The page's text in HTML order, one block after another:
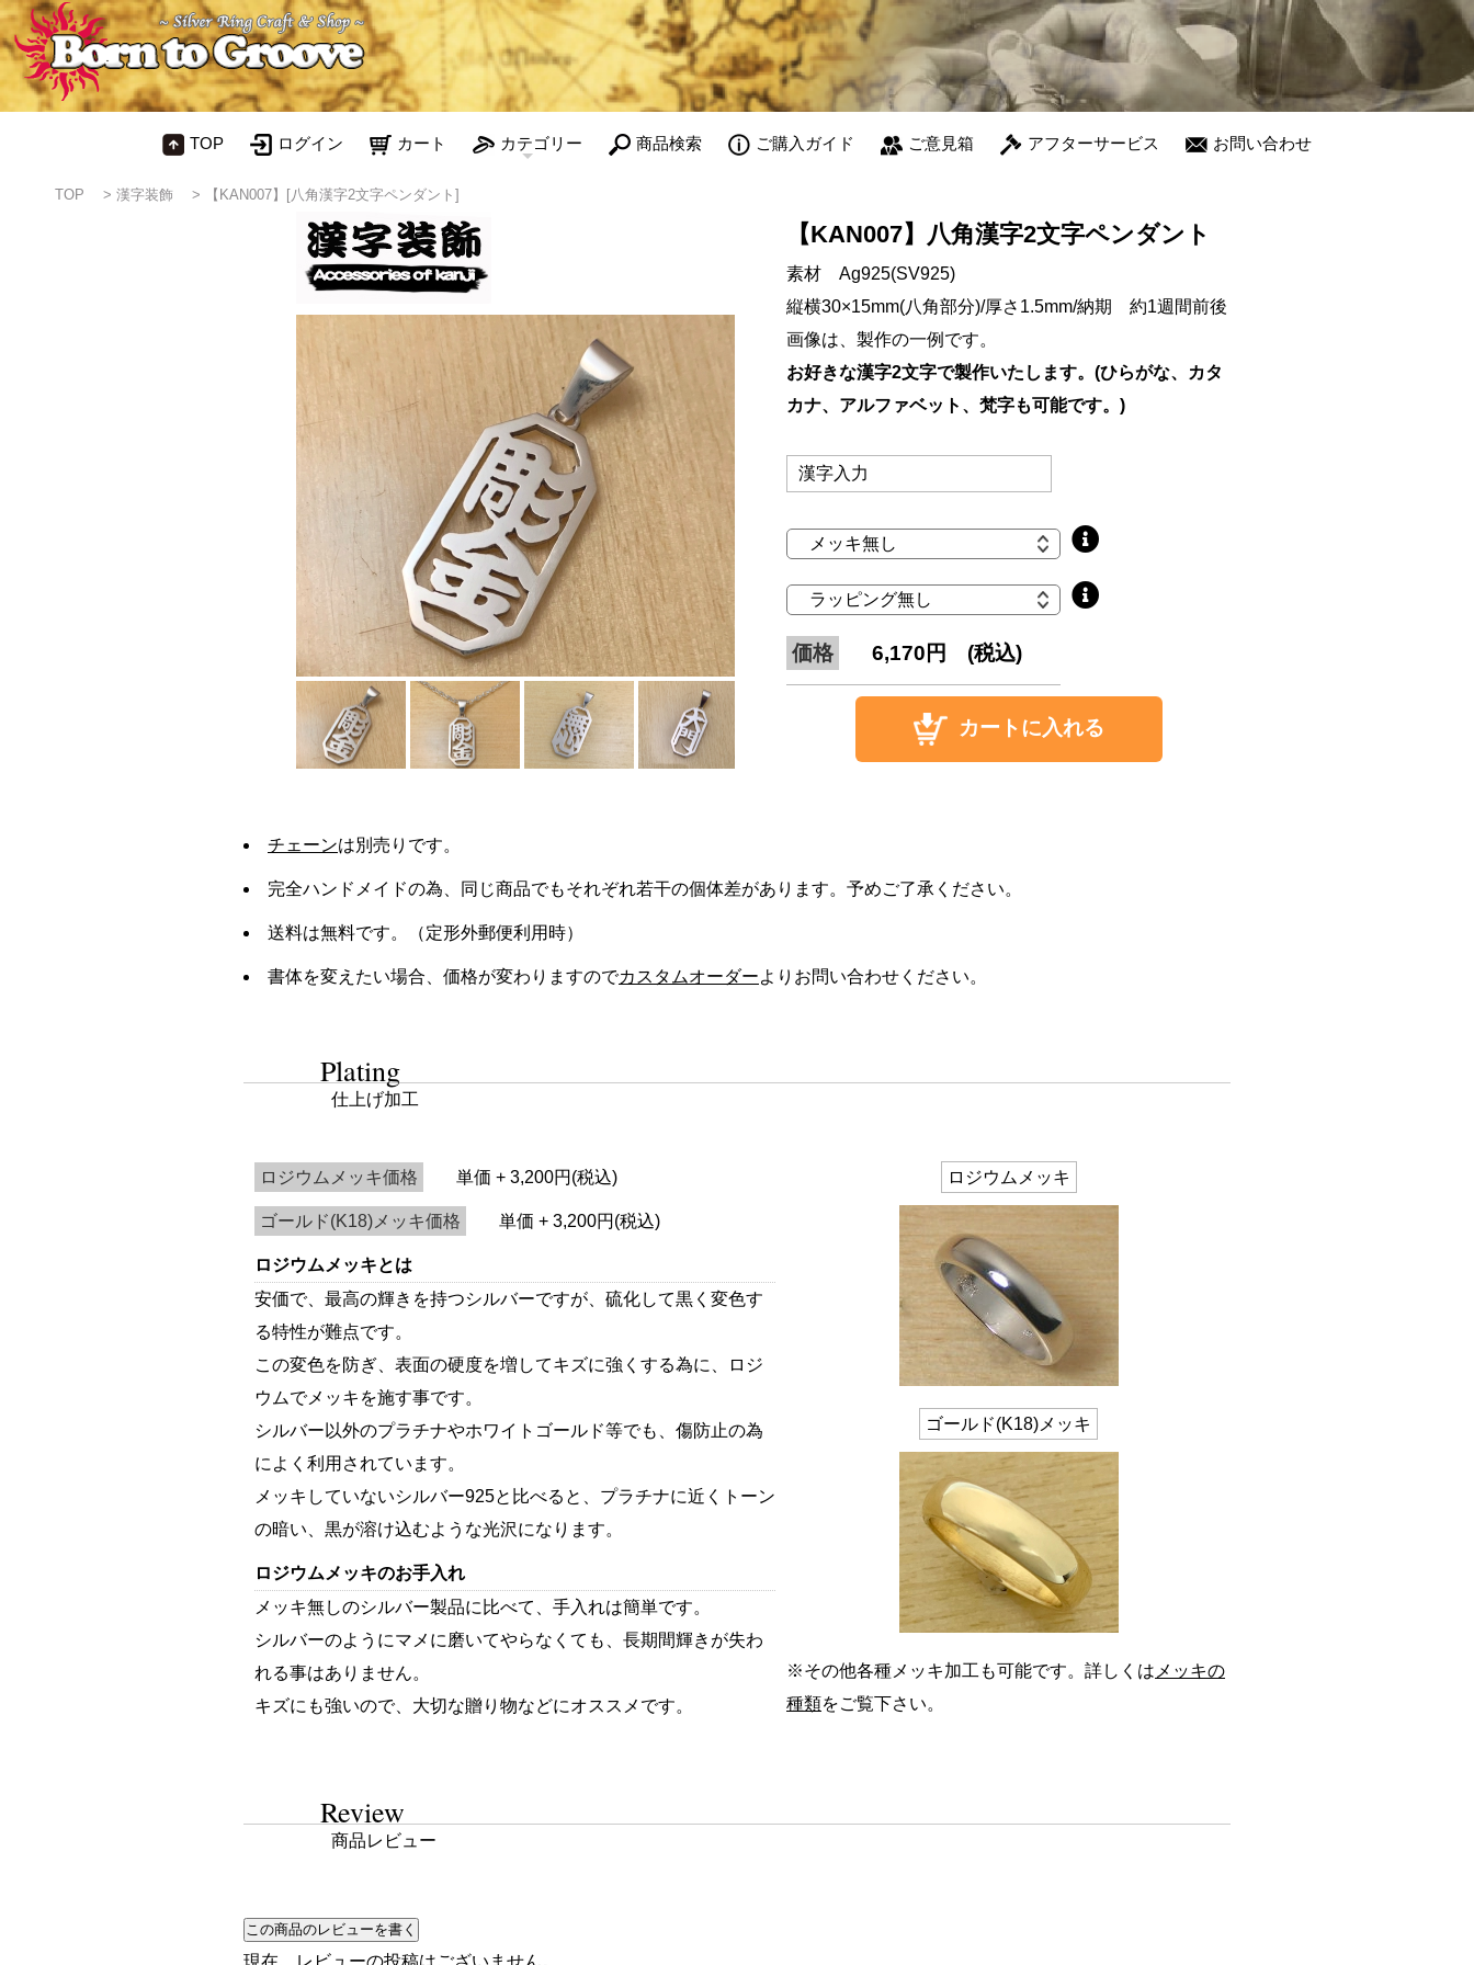
TOP ログイン カート カテゴリー 商品検索 ご購入ガイド ご意見箱 アフターサービス お問い合わせ
TOP > 漢字装飾 > 【KAN007】[八角漢字2文字ペンダント]
【KAN007】八角漢字2文字ペンダント
素材 Ag925(SV925)
縦横30×15mm(八角部分)/厚さ1.5mm/納期 約1週間前後
画像は、製作の一例です。
お好きな漢字2文字で製作いたします。(ひらがな、カタ
カナ、アルファベット、梵字も可能です。)
価格 6,170 円 (税込)
カートに入れる
チェーンは別売りです。
完全ハンドメイドの為、同じ商品でもそれぞれ若干の個体差があります。予めご了承ください。
送料は無料です。（定形外郵便利用時）
書体を変えたい場合、価格が変わりますのでカスタムオーダーよりお問い合わせください。
Plating
仕上げ加工
ロジウムメッキ価格 単価 + 3,200円(税込)
ゴールド(K18)メッキ価格 単価 + 3,200円(税込)
ロジウムメッキとは
安価で、最高の輝きを持つシルバーですが、硫化して黒く変色す
る特性が難点です。
この変色を防ぎ、表面の硬度を増してキズに強くする為に、ロジ
ウムでメッキを施す事です。
シルバー以外のプラチナやホワイトゴールド等でも、傷防止の為
によく利用されています。
メッキしていないシルバー925と比べると、プラチナに近くトーン
の暗い、黒が溶け込むような光沢になります。
ロジウムメッキのお手入れ
メッキ無しのシルバー製品に比べて、手入れは簡単です。
シルバーのようにマメに磨いてやらなくても、長期間輝きが失わ
れる事はありません。
キズにも強いので、大切な贈り物などにオススメです。
ロジウムメッキ
ゴールド(K18)メッキ
※その他各種メッキ加工も可能です。詳しくは メッキの
種類をご覧下さい。
Review
商品レビュー
現在、レビューの投稿はございません。